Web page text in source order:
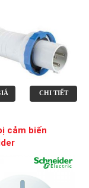
CHI TIẾT
cảm biến